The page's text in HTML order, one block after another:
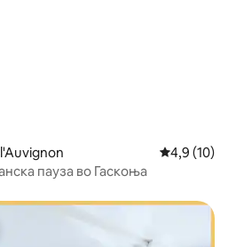
Просечна
4,9 (10)
пауза во Гаскоња